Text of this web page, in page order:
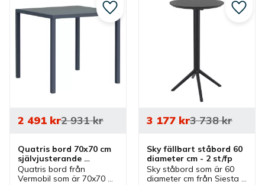
Quatris bord 70x70 cm
självjusterande
antikgrå
Quatris bord från
Vermobil som är 70x70
2 491kr2 931kr
Lägg till i favoriter
Sky fällbart ståbord 60
diameter cm - 2 st/fp
Sky ståbord som är 60
diameter cm från Siesta
3 177kr3 738kr
Lägg